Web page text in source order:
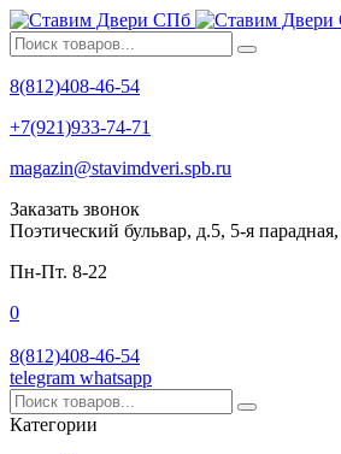
8(812)408-46-54
+7(921)933-74-71
magazin@stavimdveri.spb.ru
Заказать звонок
Поэтический бульвар, д.5, 5-я
Пн-Пт. 8-22
0
8(812)408-46-54
telegram whatsapp
Категории